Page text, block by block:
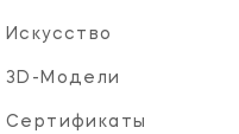
Искусство
3D-Модели
Сертификаты